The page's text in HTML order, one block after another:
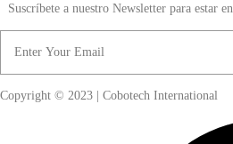
Suscríbete a nuestro Newsletter para estar
Copyright © 2023 | Cobotech International